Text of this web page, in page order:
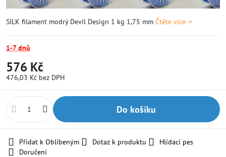
SILK filament modrý Devil Design 1 kg 1,75 mm Čtěte více
1-7 dnů
576 Kč
476,03 Kč bez DPH
Do košíku
Přidat k Oblíbeným Dotaz k produktu
Hlídací pes
Doručení